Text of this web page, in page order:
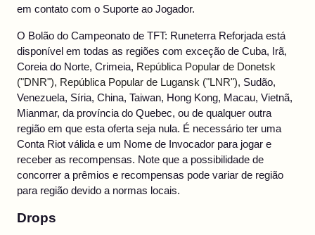
em contato com o Suporte ao Jogador.
O Bolão do Campeonato de TFT: Runeterra Reforjada está
disponível em todas as regiões com exceção de Cuba, Irã,
Coreia do Norte, Crimeia, República Popular de Donetsk
("DNR"), República Popular de Lugansk ("LNR"), Sudão,
Venezuela, Síria, China, Taiwan, Hong Kong, Macau, Vietnã,
Mianmar, da província do Quebec, ou de qualquer outra
região em que esta oferta seja nula. É necessário ter uma
Conta Riot válida e um Nome de Invocador para jogar e
receber as recompensas. Note que a possibilidade de
concorrer a prêmios e recompensas pode variar de região
para região devido a normas locais.
Drops